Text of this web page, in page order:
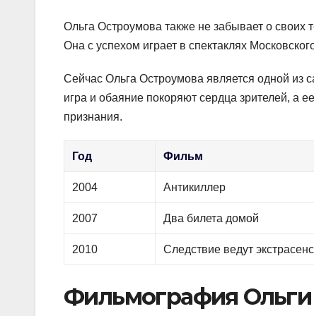
Ольга Остроумова также не забывает о своих
Она с успехом играет в спектаклях
Сейчас Ольга Остроумова является одной из
игра и обаяние покоряют сердца зрителей, а
признания.
Год Фильм
2004 Антикиллер
2007 Два билета домой
2010 Следствие ведут
Фильмография